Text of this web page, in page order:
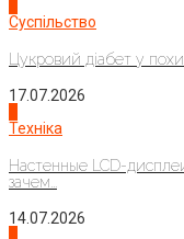
Суспільство
Цукровий діабет у
17.07.2026
Техніка
Настенные LCD-
зачем...
14.07.2026